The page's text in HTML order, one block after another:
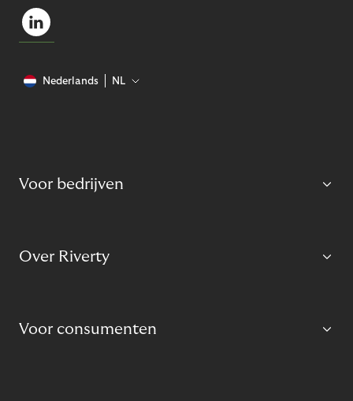
Nederlands NL
Voor bedrijven
Over Riverty
Voor consumenten